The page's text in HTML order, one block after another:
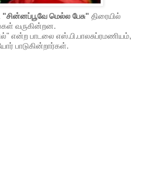
"சின்னப்பூவே மெல்ல பேசு" திரையில்
வருகின்றன.
என்ற பாடலை எஸ்.பி.பாலசுப்ரமணியம்,
பாடுகின்றார்கள்.